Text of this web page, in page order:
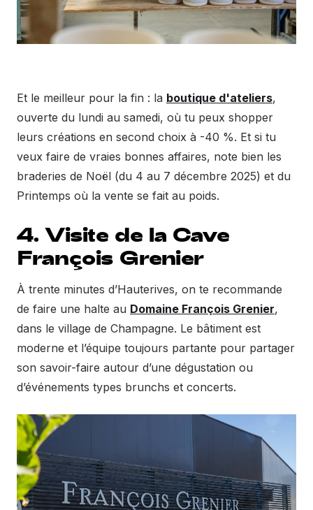
Et le meilleur pour la fin : la boutique d'ateliers,
ouverte du lundi au samedi, où tu peux shopper
leurs créations en second choix à -40 %. Et si tu
veux faire de vraies bonnes affaires, note bien les
braderies de Noël (du 4 au 7 décembre 2025) et du
Printemps où la vente se fait au poids.
4. Visite de la Cave
François Grenier
À trente minutes d’Hauterives, on te recommande
de faire une halte au Domaine François Grenier,
dans le village de Champagne. Le bâtiment est
moderne et l’équipe toujours partante pour partager
son savoir-faire autour d’une dégustation ou
d’événements types brunchs et concerts.